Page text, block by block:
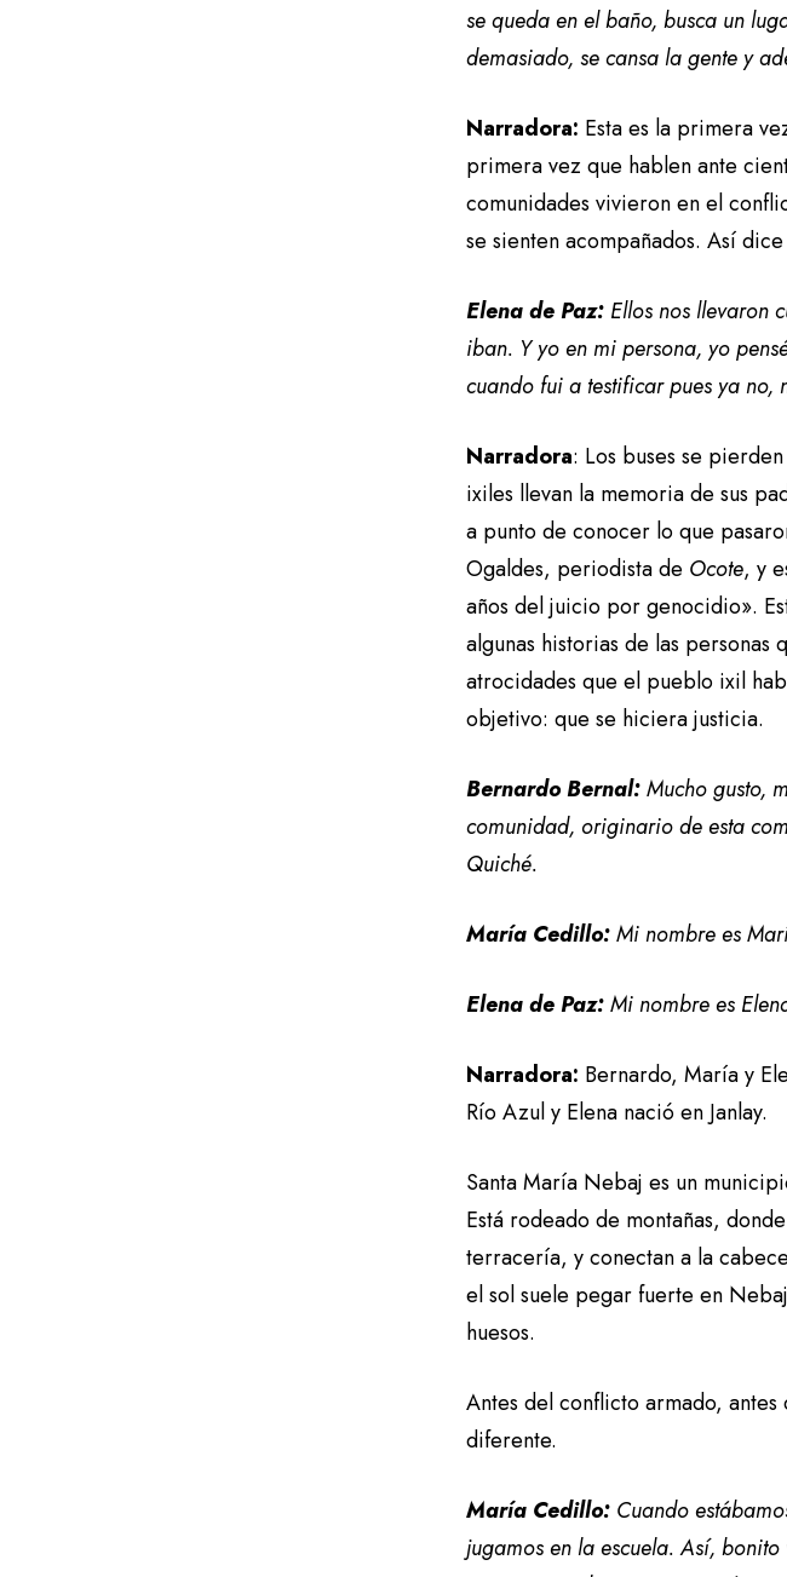
se queda en el baño, busca un
demasiado, se cansa la gente y
Narradora: Esta es la primera
primera vez que hablen ante
comunidades vivieron en el
se sienten acompañados. Así
Elena de Paz: Ellos nos llevaron
iban. Y yo en mi persona, yo
cuando fui a testificar pues ya no,
Narradora: Los buses se
ixiles llevan la memoria de sus
a punto de conocer lo que
Ogaldes, periodista de Ocote, y
años del juicio por genocidio».
algunas historias de las
atrocidades que el pueblo ixil
objetivo: que se hiciera justicia.
Bernardo Bernal:Mucho gusto,
comunidad, originario de esta
Quiché.
María Cedillo:Mi nombre es
Elena de Paz:Mi nombre es
Narradora: Bernardo, María y
Río Azul y Elena nació en Janlay.
Santa María Nebaj es un
Está rodeado de montañas,
terracería, y conectan a la
el sol suele pegar fuerte en
huesos.
Antes del conflicto armado,
diferente.
María Cedillo: Cuando
jugamos en la escuela. Así,